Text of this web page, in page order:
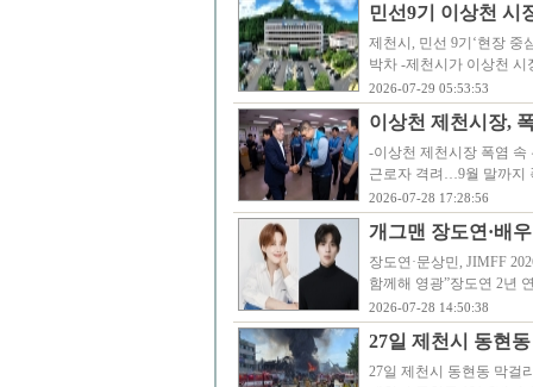
민선9기 이상천 시
제천시, 민선 9기‘현장 중
박차 -제천시가 이상천
2026-07-29 05:53:53
이상천 제천시장,
-이상천 제천시장 폭염
근로자 격려…9월 말까지
2026-07-28 17:28:56
개그맨 장도연·배
장도연·문상민, JIMFF
함께해 영광”장도연 2년
2026-07-28 14:50:38
27일 제천시 동현
27일 제천시 동현동 막걸